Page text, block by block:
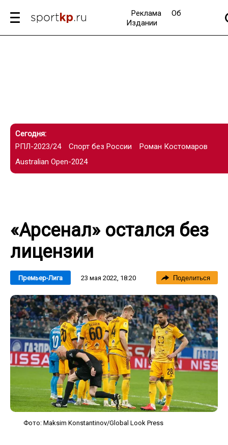
Реклама
Об
Издании
Сегодня:
РПЛ-2023/24
Спорт без России
Роман Костомаров
Australian Open-2024
«Арсенал» остался без
лицензии
Премьер-Лига 23 мая 2022, 18:20 Поделиться
Фото: Maksim Konstantinov/Global Look Press